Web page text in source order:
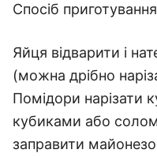
Спосіб
Яйця відварити і
(можна дрібно
Помідори нарізати
кубиками або
заправити